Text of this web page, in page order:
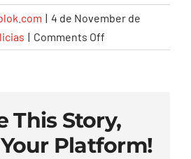
| 4 de November de
| Comments Off
maletas
por
This Story,
Platform!